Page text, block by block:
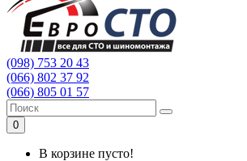
(098) 753 20 43
(066) 802 37 92
(066) 805 01 57
0
В корзине пусто!